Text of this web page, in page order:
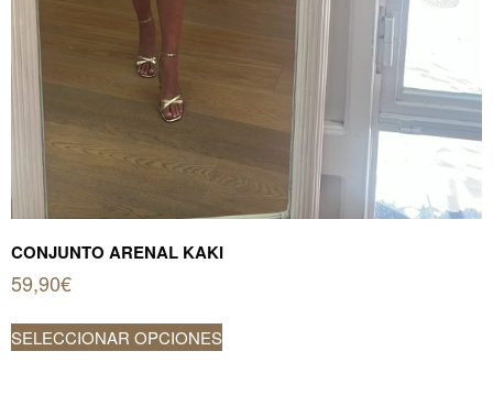
CONJUNTO ARENAL KAKI
59,90€
SELECCIONAR OPCIONES
Este
producto